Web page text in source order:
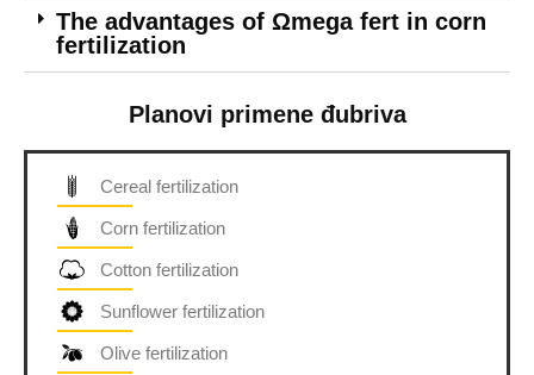
The advantages of Ωmega fert in corn
fertilization
Planovi primene đubriva
Cereal fertilization
Corn fertilization
Cotton fertilization
Sunflower fertilization
Olive fertilization